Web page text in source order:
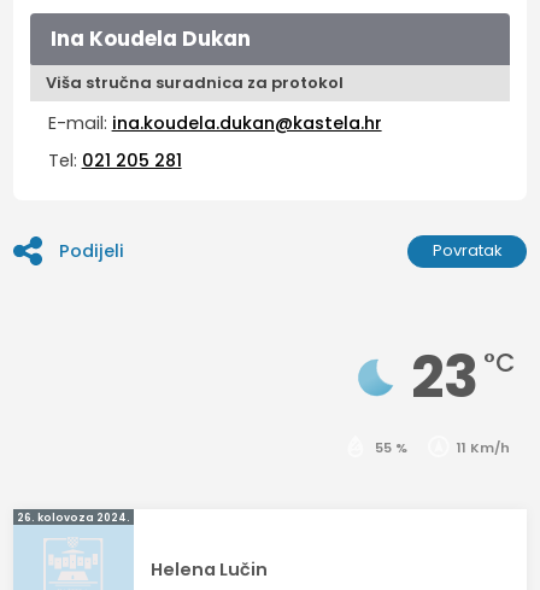
Ina Koudela Dukan
Viša stručna suradnica za protokol
E-mail: ina.koudela.dukan@kastela.hr
Tel: 021 205 281
Podijeli Povratak
23 °C
55 % 11 Km/h
Navigacija
objava
26. kolovoza 2024.
Helena Lučin